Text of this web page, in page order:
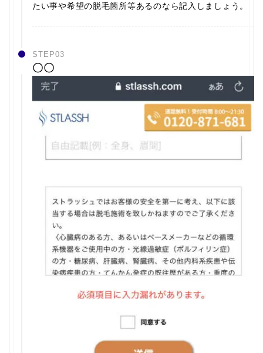
たい事や希望の脱毛箇所等あるのなら記入しましょう。
STEP03
〇〇